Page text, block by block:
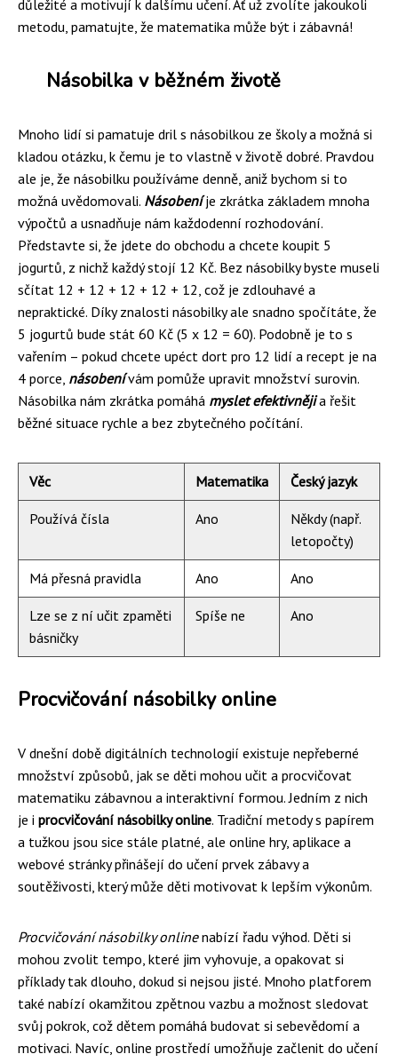
důležité a motivují k dalšímu učení. Ať už zvolíte jakoukoli
metodu, pamatujte, že matematika může být i zábavná!
Násobilka v běžném životě
Mnoho lidí si pamatuje dril s násobilkou ze školy a možná si
kladou otázku, k čemu je to vlastně v životě dobré. Pravdou
ale je, že násobilku používáme denně, aniž bychom si to
možná uvědomovali. Násobeníje zkrátka základem mnoha
výpočtů a usnadňuje nám každodenní rozhodování.
Představte si, že jdete do obchodu a chcete koupit 5
jogurtů, z nichž každý stojí 12 Kč. Bez násobilky byste museli
sčítat 12 + 12 + 12 + 12 + 12, což je zdlouhavé a
nepraktické. Díky znalosti násobilky ale snadno spočítáte, že
5 jogurtů bude stát 60 Kč (5 x 12 = 60). Podobně je to s
vařením – pokud chcete upéct dort pro 12 lidí a recept je na
4 porce, násobenívám pomůže upravit množství surovin.
Násobilka nám zkrátka pomáhá myslet efektivnějia řešit
běžné situace rychle a bez zbytečného počítání.
Věc Matematika Český jazyk
Používá čísla Ano
Někdy (např.
letopočty)
Má přesná pravidla Ano Ano
Lze se z ní učit zpaměti
básničky
Spíše ne Ano
Procvičování násobilky online
V dnešní době digitálních technologií existuje nepřeberné
množství způsobů, jak se děti mohou učit a procvičovat
matematiku zábavnou a interaktivní formou. Jedním z nich
je i procvičování násobilky online. Tradiční metody s papírem
a tužkou jsou sice stále platné, ale online hry, aplikace a
webové stránky přinášejí do učení prvek zábavy a
soutěživosti, který může děti motivovat k lepším výkonům.
Procvičování násobilky onlinenabízí řadu výhod. Děti si
mohou zvolit tempo, které jim vyhovuje, a opakovat si
příklady tak dlouho, dokud si nejsou jisté. Mnoho platforem
také nabízí okamžitou zpětnou vazbu a možnost sledovat
svůj pokrok, což dětem pomáhá budovat si sebevědomí a
motivaci. Navíc, online prostředí umožňuje začlenit do učení